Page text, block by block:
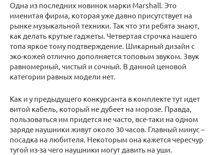
Одна из последних новинок марки Marshall. Это
именитая фирма, которая уже давно присутствует на
рынке музыкальной техники. Так что эти ребята знают,
как делать крутые гаджеты. Четвертая строчка нашего
топа яркое тому подтверждение. Шикарный дизайн с
эко-кожей отлично дополняется топовым звуком. Звук
равномерный, чистый и сочный. В данной ценовой
категории равных модели нет.
Как и у предыдущего конкурсанта в комплекте тут идет
витой кабель, который не дубеет на морозе. Правда,
пользоваться им придется не часто, все-таки на одном
заряде наушники живут около 30 часов. Главный минус –
посадка на любителя. Некоторым она кажется чересчур
тугой из-за чего наушники могут давить на уши.